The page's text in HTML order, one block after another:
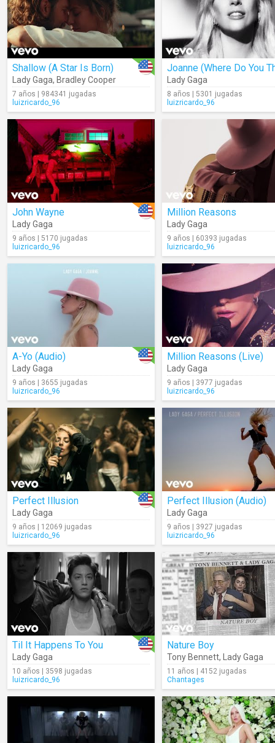
Shallow (A Star Is Born)
Lady Gaga, Bradley Cooper
7 años | 984341 jugadas
luizricardo_96
Lady Gaga
8 años | 5301 jugadas
luizricardo_96
John Wayne
Lady Gaga
9 años | 5170 jugadas
luizricardo_96
Million Reasons
Lady Gaga
9 años | 60393 jugadas
luizricardo_96
A-Yo (Audio)
Lady Gaga
9 años | 3655 jugadas
luizricardo_96
Million Reasons (Live)
Lady Gaga
9 años | 3977 jugadas
luizricardo_96
Perfect Illusion
Lady Gaga
9 años | 12069 jugadas
luizricardo_96
Perfect Illusion (Audio)
Lady Gaga
9 años | 3927 jugadas
luizricardo_96
Til It Happens To You
Lady Gaga
10 años | 3598 jugadas
luizricardo_96
Nature Boy
Tony Bennett, Lady Gaga
11 años | 4152 jugadas
Chantages